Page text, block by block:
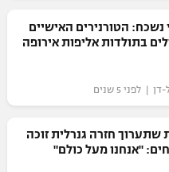
נשכח: הטורנירים האישיים
בתולדות אליפות אירופה
| לפני 5 שנים
שתערוך חזרה גנרלית זוכה
"אנחנו מעל כולם"